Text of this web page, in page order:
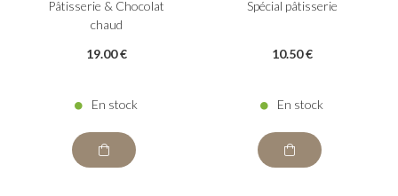
Pâtisserie & Chocolat
chaud
19.00 €
En stock
Spécial pâtisserie
10.50 €
En stock